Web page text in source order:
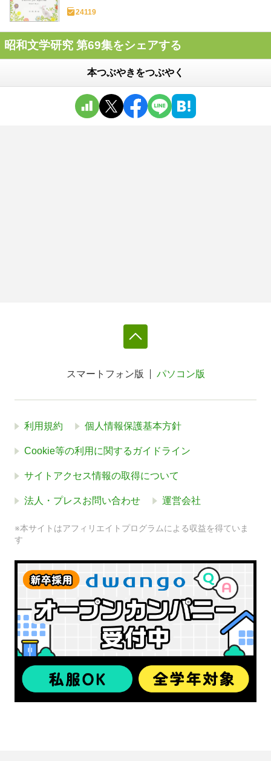
24119
昭和文学研究 第69集をシェアする
本つぶやきをつぶやく
スマートフォン版 パソコン版
利用規約 個人情報保護基本方針
Cookie等の利用に関するガイドライン
サイトアクセス情報の取得について
法人・プレスお問い合わせ 運営会社
※本サイトはアフィリエイトプログラムによる収益を得ていま
す